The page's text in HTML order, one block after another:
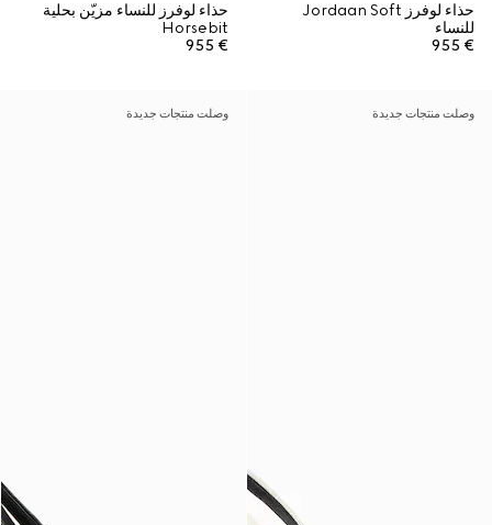
حذاء لوفرز Jordaan Soft
للنساء
€ 955
حذاء لوفرز للنساء مزيّن بحلية
Horsebit
€ 955
وصلت منتجات جديدة وصلت منتجات جديدة